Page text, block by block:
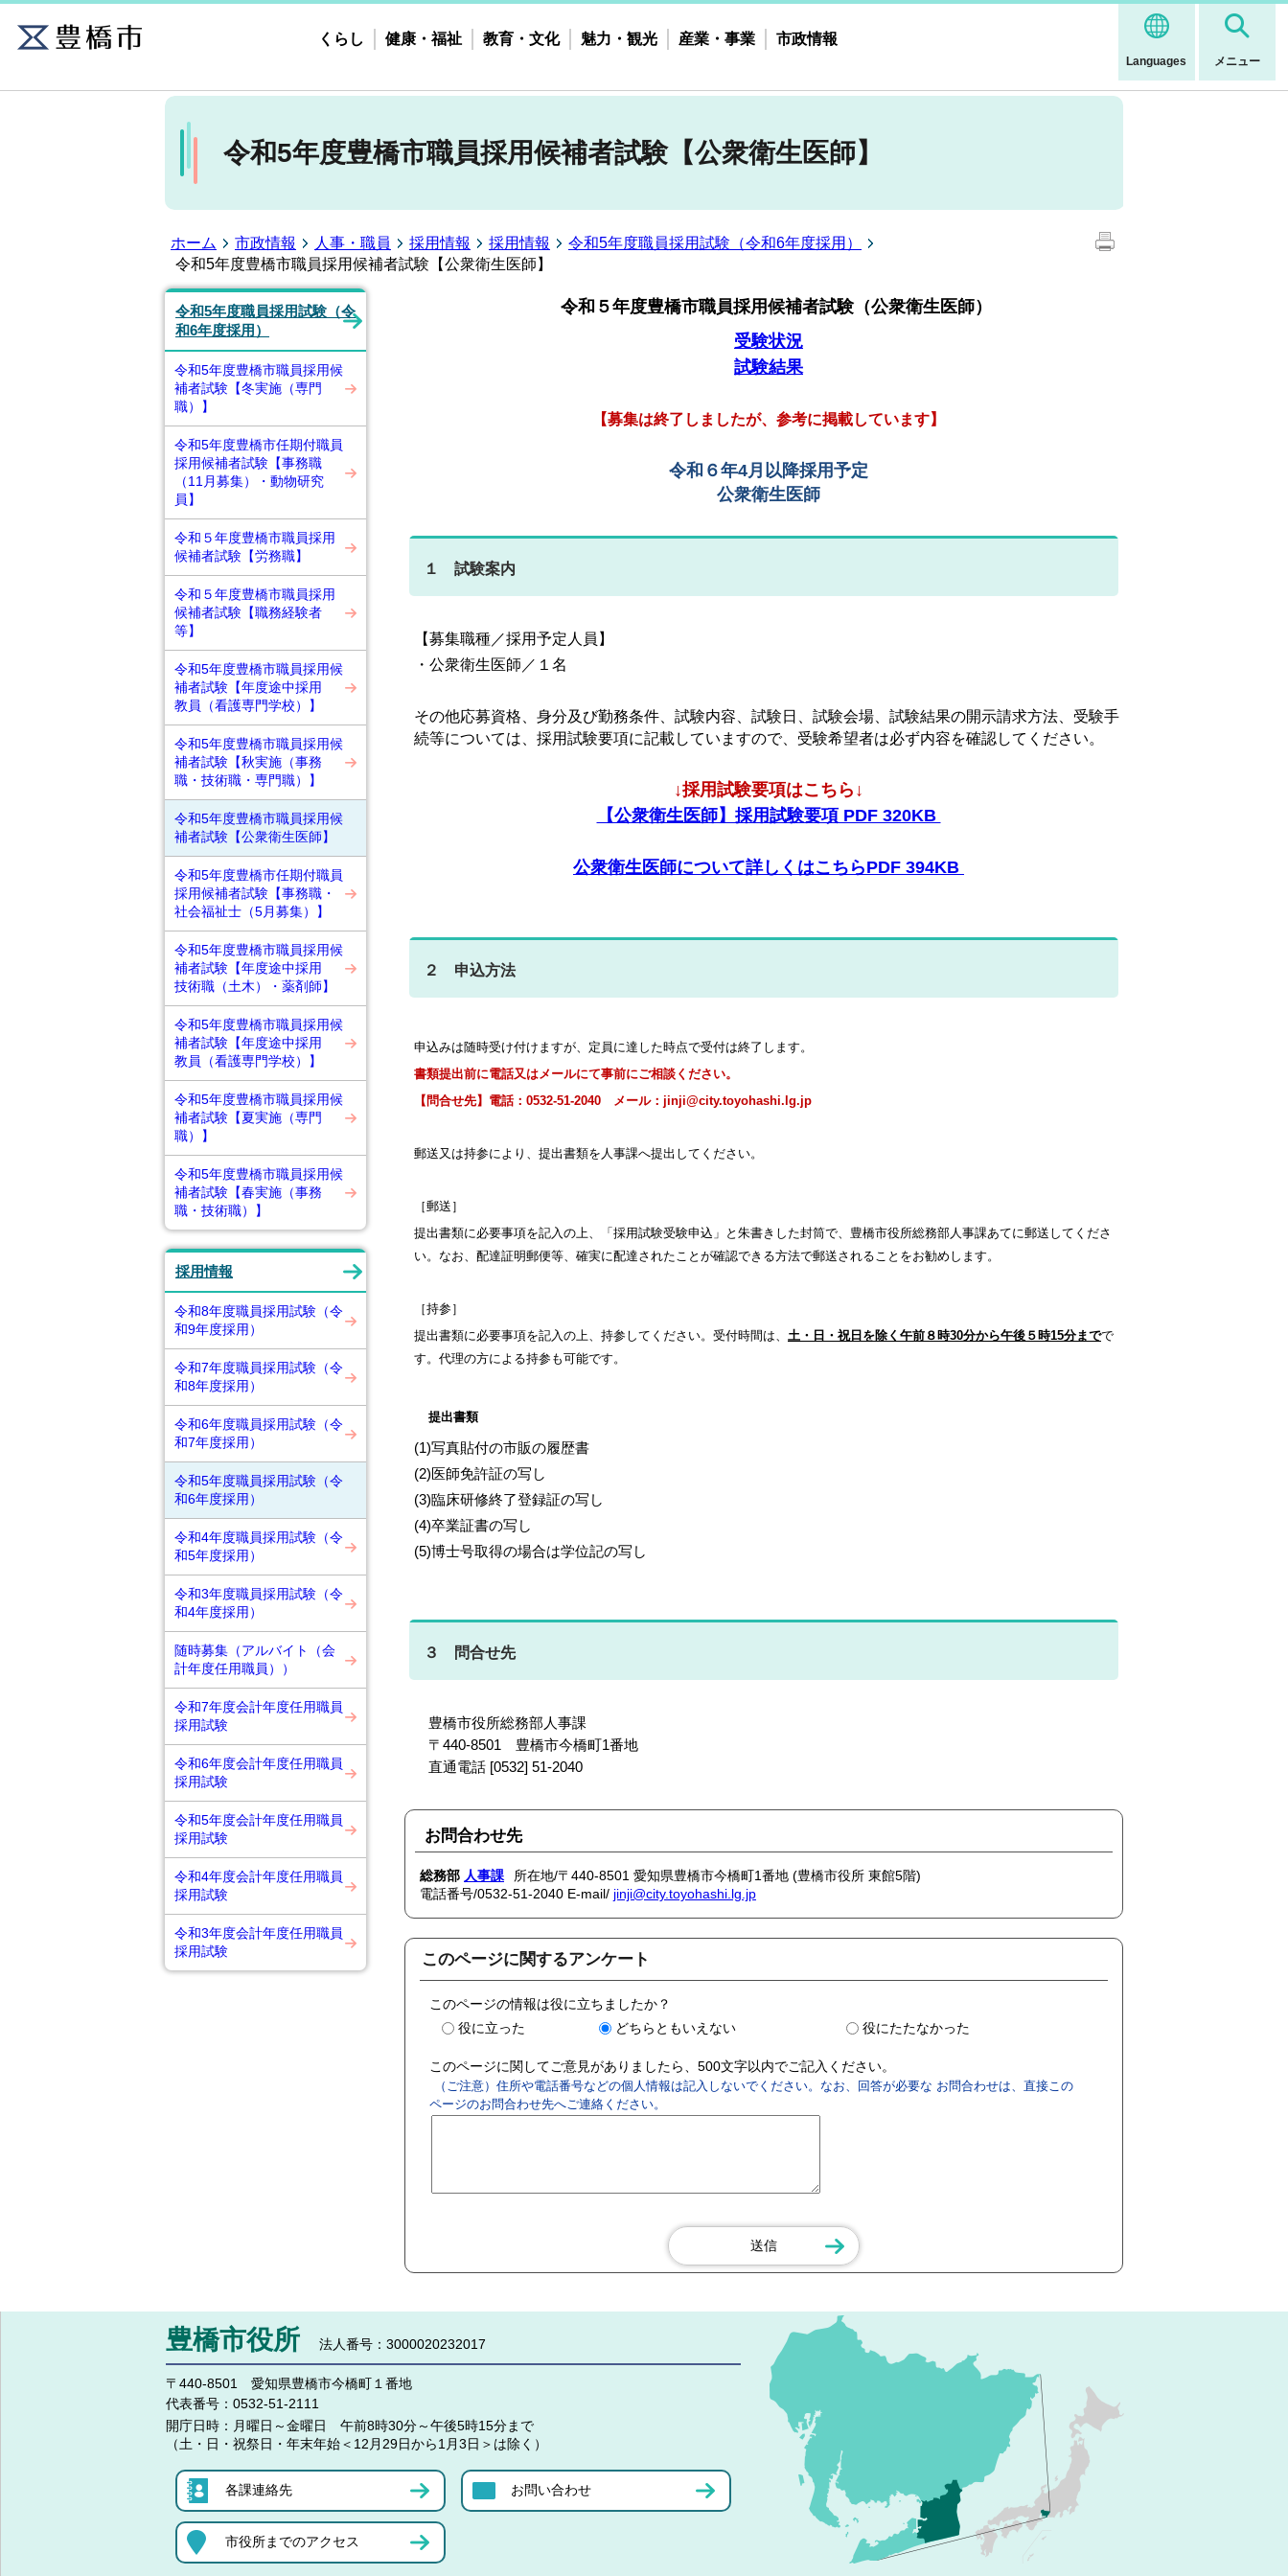
Languages メニュー
くらし 健康・福祉 教育・文化 魅力・観光 産業・事業 市政情報
令和5年度豊橋市職員採用候補者試験【公衆衛生医師】
ホーム 市政情報 人事・職員 採用情報 採用情報
令和5年度職員採用試験（令和6年度採用）
令和5年度豊橋市職員採用候補者試験【公衆衛生医師】
令和5年度職員採用試験（令
和6年度採用）
令和5年度豊橋市職員採用候
補者試験【冬実施（専門
職）】
令和5年度豊橋市任期付職員
採用候補者試験【事務職
（11月募集）・動物研究
員】
令和５年度豊橋市職員採用
候補者試験【労務職】
令和５年度豊橋市職員採用
候補者試験【職務経験者
等】
令和5年度豊橋市職員採用候
補者試験【年度途中採用
教員（看護専門学校）】
令和5年度豊橋市職員採用候
補者試験【秋実施（事務
職・技術職・専門職）】
令和5年度豊橋市職員採用候
補者試験【公衆衛生医師】
令和5年度豊橋市任期付職員
採用候補者試験【事務職・
社会福祉士（5月募集）】
令和5年度豊橋市職員採用候
補者試験【年度途中採用
技術職（土木）・薬剤師】
令和5年度豊橋市職員採用候
補者試験【年度途中採用
教員（看護専門学校）】
令和5年度豊橋市職員採用候
補者試験【夏実施（専門
職）】
令和5年度豊橋市職員採用候
補者試験【春実施（事務
職・技術職）】
採用情報
令和8年度職員採用試験（令
和9年度採用）
令和7年度職員採用試験（令
和8年度採用）
令和6年度職員採用試験（令
和7年度採用）
令和5年度職員採用試験（令
和6年度採用）
令和4年度職員採用試験（令
和5年度採用）
令和3年度職員採用試験（令
和4年度採用）
随時募集（アルバイト（会
計年度任用職員））
令和7年度会計年度任用職員
採用試験
令和6年度会計年度任用職員
採用試験
令和5年度会計年度任用職員
採用試験
令和4年度会計年度任用職員
採用試験
令和3年度会計年度任用職員
採用試験
令和５年度豊橋市職員採用候補者試験（公衆衛生医師）
受験状況
試験結果
【募集は終了しましたが、参考に掲載しています】
令和６年4月以降採用予定
公衆衛生医師
１ 試験案内
【募集職種／採用予定人員】
・公衆衛生医師／１名
その他応募資格、身分及び勤務条件、試験内容、試験日、試験会場、試験結果の開示請求方法、受験手
続等については、採用試験要項に記載していますので、受験希望者は必ず内容を確認してください。
↓採用試験要項はこちら↓
【公衆衛生医師】採用試験要項 PDF 320KB
公衆衛生医師について詳しくはこちらPDF 394KB
２ 申込方法
申込みは随時受け付けますが、定員に達した時点で受付は終了します。
書類提出前に電話又はメールにて事前にご相談ください。
【問合せ先】電話：0532-51-2040 メール：jinji@city.toyohashi.lg.jp
郵送又は持参により、提出書類を人事課へ提出してください。
［郵送］
提出書類に必要事項を記入の上、「採用試験受験申込」と朱書きした封筒で、豊橋市役所総務部人事課あてに郵送してくださ
い。なお、配達証明郵便等、確実に配達されたことが確認できる方法で郵送されることをお勧めします。
［持参］
提出書類に必要事項を記入の上、持参してください。受付時間は、 土・日・祝日を除く午前８時30分から午後５時15分までで
す。代理の方による持参も可能です。
提出書類
(1)写真貼付の市販の履歴書
(2)医師免許証の写し
(3)臨床研修終了登録証の写し
(4)卒業証書の写し
(5)博士号取得の場合は学位記の写し
３ 問合せ先
豊橋市役所総務部人事課
〒440-8501 豊橋市今橋町1番地
直通電話 [0532] 51-2040
お問合わせ先
総務部 人事課
所在地/〒440-8501 愛知県豊橋市今橋町1番地 (豊橋市役所 東館5階)
電話番号/0532-51-2040 E-mail/ jinji@city.toyohashi.lg.jp
このページに関するアンケート
このページの情報は役に立ちましたか？
役に立った
どちらともいえない 役にたたなかった
このページに関してご意見がありましたら、500文字以内でご記入ください。
（ご注意）住所や電話番号などの個人情報は記入しないでください。なお、回答が必要な お問合わせは、直接この
ページのお問合わせ先へご連絡ください。
豊橋市役所 法人番号：3000020232017
〒440-8501 愛知県豊橋市今橋町１番地
代表番号： 0532-51-2111
開庁日時： 月曜日～金曜日 午前8時30分～午後5時15分まで
（土・日・祝祭日・年末年始＜12月29日から1月3日＞は除く）
各課連絡先 お問い合わせ
市役所までのアクセス